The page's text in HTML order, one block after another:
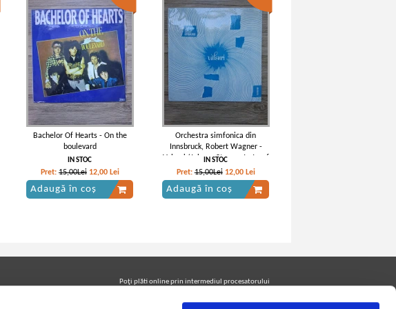
Bachelor Of Hearts - On the
boulevard
IN STOC
Pret: 15,00Lei 12,00 Lei
Adaugă în coș
Orchestra simfonica din
Innsbruck, Robert Wagner -
Valsuri (Johann Strauss Jr, Josef
Strauss)
IN STOC
Pret:15,00Lei 12,00 Lei
Adaugă în coș
Poţi plăti online prin intermediul procesatorului